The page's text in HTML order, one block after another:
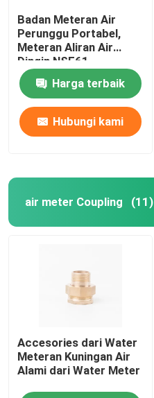
Badan Meteran Air
Perunggu Portabel,
Meteran Aliran Air
Dingin NSF61
Harga terbaik
Hubungi kami
air meter Coupling (11)
Accesories dari Water
Meteran Kuningan Air
Alami dari Water Meter